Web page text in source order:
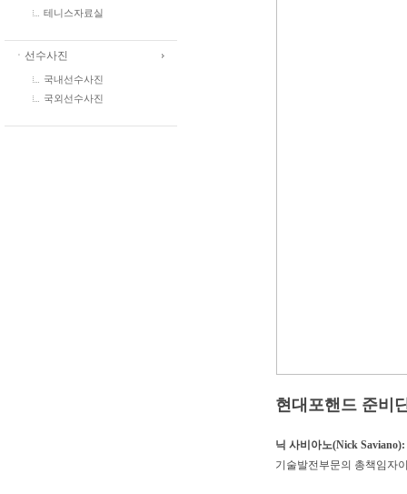
테니스자료실
ㆍ선수사진
국내선수사진
국외선수사진
현대포핸드 준비
닉 사비아노(Nick Saviano):
기술발전부문의 총책임자